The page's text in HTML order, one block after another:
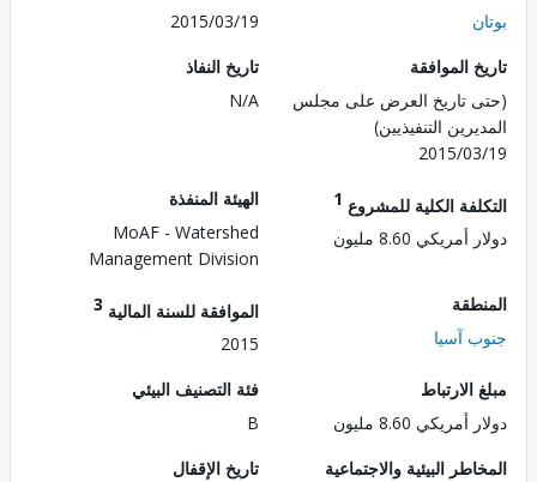
2015/03/19
الموافقة
تاريخ العرض على مجلس
التنفيذيين)
2015/
تاريخ النفاذ
N/A
الكلية للمشروع1
8.60 مليون
الهيئة المنفذة
MoAF - Watershed
Management Division
آسيا
الموافقة للسنة المالية3
8.60 مليون
فئة التصنيف البيئي
البيئية والاجتماعية
تاريخ الإقفال